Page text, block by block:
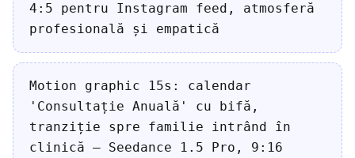
4:5 pentru Instagram feed, atmosferă
profesională și empatică
Motion graphic 15s: calendar
'Consultație Anuală' cu bifă,
tranziție spre familie intrând în
clinică — Seedance 1.5 Pro, 9:16